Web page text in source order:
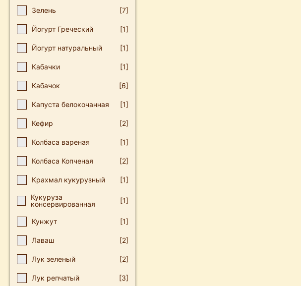
Зелень [7]
Йогурт Греческий [1]
Йогурт натуральный [1]
Кабачки [1]
Кабачок [6]
Капуста белокочанная [1]
Кефир [2]
Колбаса вареная [1]
Колбаса Копченая [2]
Крахмал кукурузный [1]
Кукуруза
консервированная
[1]
Кунжут [1]
Лаваш [2]
Лук зеленый [2]
Лук репчатый [3]